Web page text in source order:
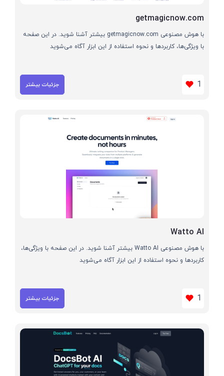
getmagicnow.com
با هوش مصنوعی getmagicnow.com بیشتر آشنا شوید. در این صفحه
با ویژگی‌ها، کاربردها و نحوه استفاده از این ابزار آگاه می‌شوید
1 جزئیات بیشتر
Watto AI
با هوش مصنوعی Watto AI بیشتر آشنا شوید. در این صفحه با ویژگی‌ها،
کاربردها و نحوه استفاده از این ابزار آگاه می‌شوید
1 جزئیات بیشتر